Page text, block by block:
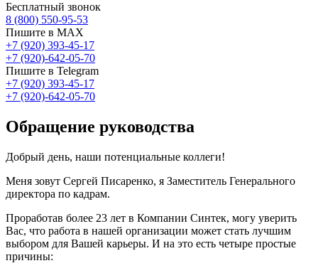
Бесплатный звонок
8 (800) 550-95-53
Пишите в MAX
+7 (920) 393-45-17
+7 (920)-642-05-70
Пишите в Telegram
+7 (920) 393-45-17
+7 (920)-642-05-70
Обращение руководства
Добрый день, наши потенциальные коллеги!
Меня зовут Сергей Писаренко, я Заместитель Генерального
директора по кадрам.
Проработав более 23 лет в Компании Синтек, могу уверить
Вас, что работа в нашей организации может стать лучшим
выбором для Вашей карьеры. И на это есть четыре простые
причины: